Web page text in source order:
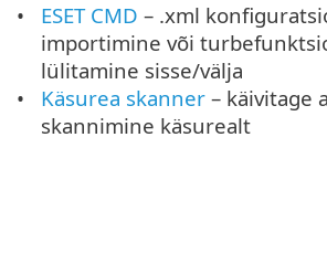
ESET CMD – .xml
importimine või
lülitamine sisse/välja
Käsurea skanner – käivitage
skannimine käsurealt